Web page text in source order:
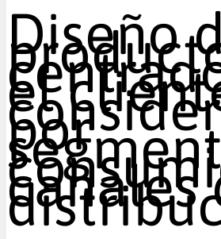
Diseño
el
por
canales